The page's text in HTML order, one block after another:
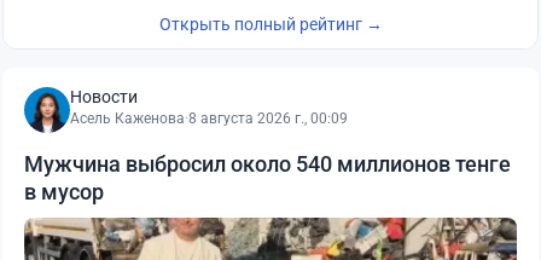
Открыть полный рейтинг →
Новости
Асель Каженова·8 августа 2026 г., 00:09
Мужчина выбросил около 540 миллионов тенге
в мусор